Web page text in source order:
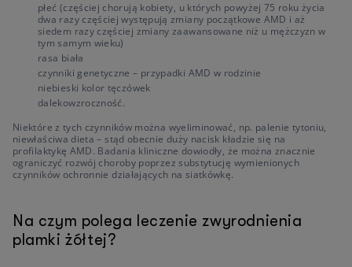
płeć (częściej chorują kobiety, u których powyżej 75 roku życia
dwa razy częściej występują zmiany początkowe AMD i aż
siedem razy częściej zmiany zaawansowane niż u mężczyzn w
tym samym wieku)
rasa biała
czynniki genetyczne – przypadki AMD w rodzinie
niebieski kolor tęczówek
dalekowzroczność.
Niektóre z tych czynników można wyeliminować, np. palenie tytoniu,
niewłaściwa dieta – stąd obecnie duży nacisk kładzie się na
profilaktykę AMD. Badania kliniczne dowiodły, że można znacznie
ograniczyć rozwój choroby poprzez substytucję wymienionych
czynników ochronnie działających na siatkówkę.
Na czym polega leczenie zwyrodnienia
plamki żółtej?